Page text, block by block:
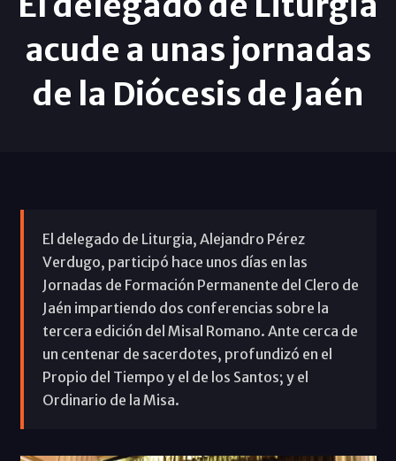
acude a unas jornadas
de la Diócesis de Jaén
El delegado de Liturgia, Alejandro Pérez
Verdugo, participó hace unos días en las
Jornadas de Formación Permanente del Clero de
Jaén impartiendo dos conferencias sobre la
tercera edición del Misal Romano. Ante cerca de
un centenar de sacerdotes, profundizó en el
Propio del Tiempo y el de los Santos; y el
Ordinario de la Misa.